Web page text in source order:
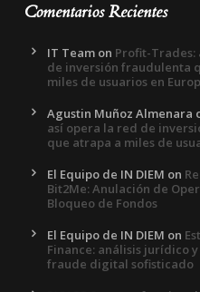
Comentarios Recientes
IT Team on Profit-Trades:
de inversión fraudulenta
miles de usuarios en
Agustin Muñoz Almenara
así opera la red de
que atrapa a miles de
El Equipo de IN DIEM on
Bit2Me: Anulación de
Bloqueo de Fondos
El Equipo de IN DIEM on
Finance: análisis jurídico
fraude digital sofisticado